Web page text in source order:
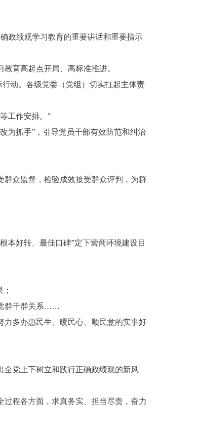
政绩观学习教育的重要讲话和重要指示
育高起点开局、高标准推进。
动。各级党委（党组）切实扛起主体责
工作安排。”
为抓手”，引导党员干部有效防范和纠治
众监督，检验成效接受群众评判，为群
本好转、最佳口碑”定下营商环境建设目
群干群关系……
多办惠民生、暖民心、顺民意的实事好
全党上下树立和践行正确政绩观的新风
程各方面，求真务实、担当尽责，奋力